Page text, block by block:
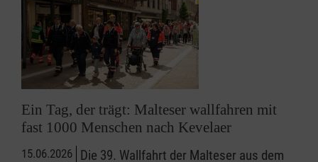
Ein Tag, der trägt: Malteser wallfahren mit
fast 1000 Menschen nach Kevelaer
15.06.2026 Die 39. Wallfahrt der Malteser aus dem